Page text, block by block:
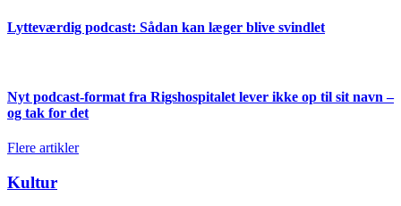
Lytteværdig podcast: Sådan kan læger blive svindlet
Nyt podcast-format fra Rigshospitalet lever ikke op til sit navn –
og tak for det
Flere artikler
Kultur